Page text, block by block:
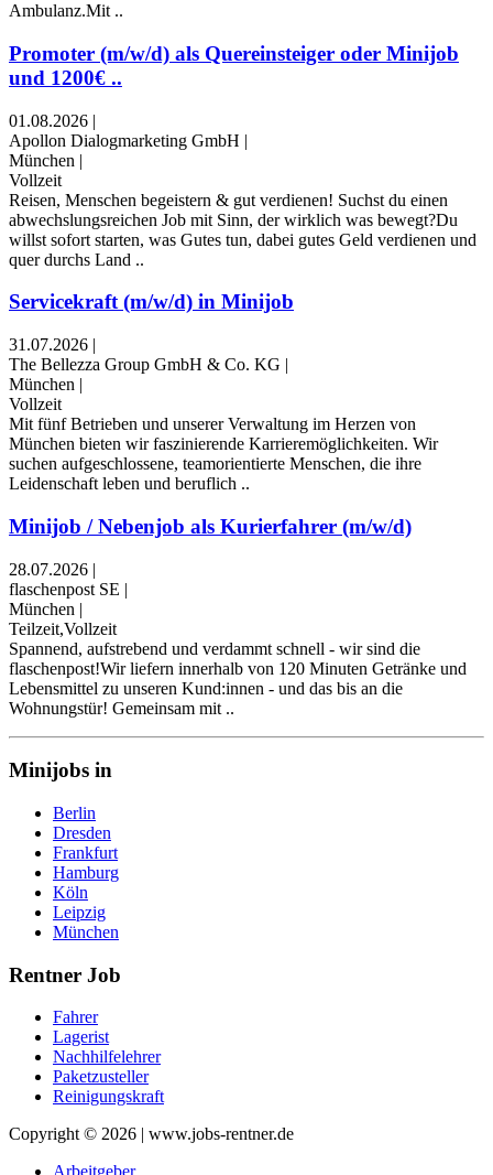
Ambulanz.Mit ..
Promoter (m/w/d) als Quereinsteiger oder Minijob
und 1200€ ..
01.08.2026 |
Apollon Dialogmarketing GmbH |
München |
Vollzeit
Reisen, Menschen begeistern & gut verdienen! Suchst du einen
abwechslungsreichen Job mit Sinn, der wirklich was bewegt?Du
willst sofort starten, was Gutes tun, dabei gutes Geld verdienen und
quer durchs Land ..
Servicekraft (m/w/d) in Minijob
31.07.2026 |
The Bellezza Group GmbH & Co. KG |
München |
Vollzeit
Mit fünf Betrieben und unserer Verwaltung im Herzen von
München bieten wir faszinierende Karrieremöglichkeiten. Wir
suchen aufgeschlossene, teamorientierte Menschen, die ihre
Leidenschaft leben und beruflich ..
Minijob / Nebenjob als Kurierfahrer (m/w/d)
28.07.2026 |
flaschenpost SE |
München |
Teilzeit,Vollzeit
Spannend, aufstrebend und verdammt schnell - wir sind die
flaschenpost!Wir liefern innerhalb von 120 Minuten Getränke und
Lebensmittel zu unseren Kund:innen - und das bis an die
Wohnungstür! Gemeinsam mit ..
Minijobs in
Berlin
Dresden
Frankfurt
Hamburg
Köln
Leipzig
München
Rentner Job
Fahrer
Lagerist
Nachhilfelehrer
Paketzusteller
Reinigungskraft
Copyright © 2026 | www.jobs-rentner.de